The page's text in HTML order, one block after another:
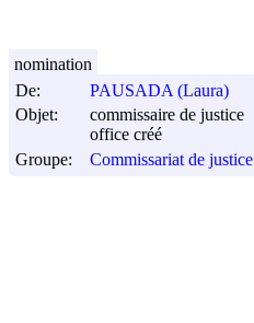
De:
PAUSADA (Laura)
Objet:
commissaire de justice
office créé
Groupe:
Commissariat de justice
nomination